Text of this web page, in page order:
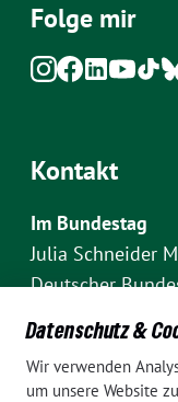
Folge mir
Kontakt
Im Bundestag
Julia Schneider
Deutscher
Fraktion
Platz der
D-10111 Berlin
Datenschutz &
Wir verwenden
um unsere Website